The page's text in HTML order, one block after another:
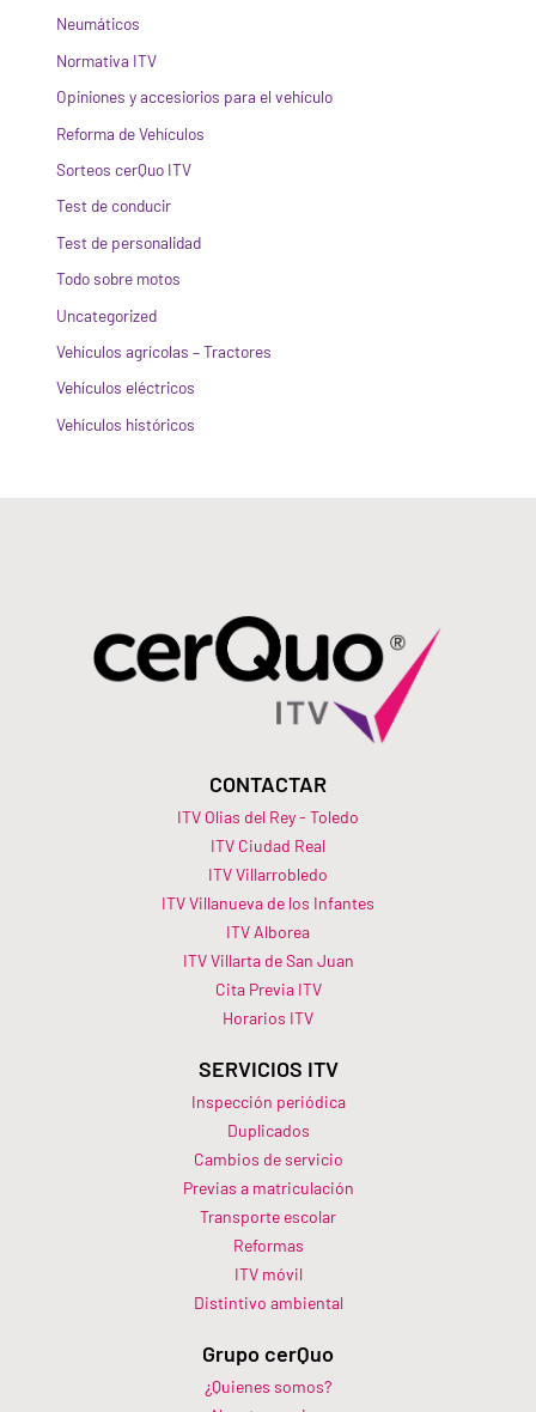
Neumáticos
Normativa ITV
Opiniones y accesiorios para el vehículo
Reforma de Vehículos
Sorteos cerQuo ITV
Test de conducir
Test de personalidad
Todo sobre motos
Uncategorized
Vehículos agrícolas – Tractores
Vehículos eléctricos
Vehículos históricos
CONTACTAR
ITV Olias del Rey - Toledo
ITV Ciudad Real
ITV Villarrobledo
ITV Villanueva de los Infantes
ITV Alborea
ITV Villarta de San Juan
Cita Previa ITV
Horarios ITV​
SERVICIOS ITV
Inspección periódica
Duplicados
Cambios de servicio
Previas a matriculación
Transporte escolar
Reformas
ITV móvil
Distintivo ambiental
Grupo cerQuo
¿Quienes somos?